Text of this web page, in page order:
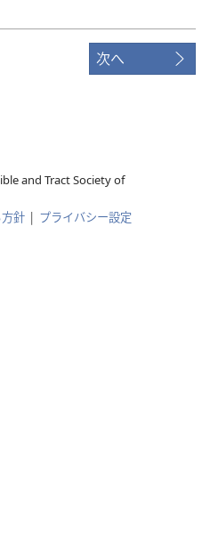
次へ
and Tract Society of
針 | プライバシー設定